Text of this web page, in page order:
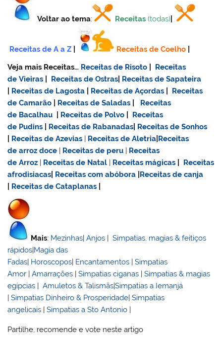
Voltar ao tema: Receitas (todas)
Receitas de A a Z Receitas de Coelho
Veja mais Receitas… Receitas de Risoto
Receitas
de Vieiras
Receitas de Ostras Receitas de Sapateira
Receitas de Lagosta Receitas de Açordas
Receitas
de Camarão
Receitas de Saladas
Receitas
de Bacalhau
Receitas de Polvo
Receitas
de Pudins
Receitas de Rabanadas Receitas de Sonhos
Receitas de Azevias | Receitas de Aletria Receitas
dearroz doce | Receitas de peru | Receitas
de Arroz | Receitas de Natal | Receitas mágicas
Receitas
afrodisiacas Receitas com abóbora Receitas de canja
Receitas de Cataplanas
Mais: Mezinhas|Anjos |Simpatias, magias & feitiços
rápidos|Magia das
Fadas| Horoscopos| Encantamentos |Simpatias
Amor |Amarrações |Simpatias ciganas |Simpatias & magias
egípcias |Amuletos & Talismãs|Simpatias a Iemanjá
|Simpatias Dinheiro & Prosperidade|Simpatias
angelicais |Simpatias a Sto Antonio |
Partilhe, recomende e vote neste artigo